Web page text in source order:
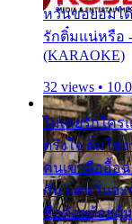
หวั่นขอยอมได้
รักติ๋มแน่หรือ
(KARAOKE)
32 views •
ไม่เคยรักใค
ตรึงใจ ติ๋มใช่
คนเขาลืออื้อ
กัน แต่หวั่นจ
ชื่อต๋อยต้อยตุ้ม